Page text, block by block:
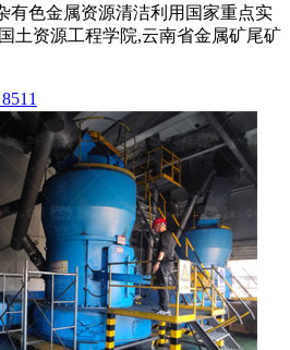
有色金属资源清洁利用国家重点实
土资源工程学院,云南省金属矿尾矿